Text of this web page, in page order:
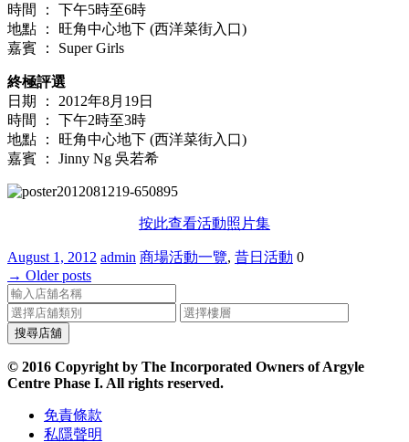
時間 ： 下午5時至6時
地點 ： 旺角中心地下 (西洋菜街入口)
嘉賓 ： Super Girls
終極評選
日期 ： 2012年8月19日
時間 ： 下午2時至3時
地點 ： 旺角中心地下 (西洋菜街入口)
嘉賓 ： Jinny Ng 吳若希
按此查看活動照片集
August 1, 2012 admin 商場活動一覽, 昔日活動 0
→ Older posts
© 2016 Copyright by The Incorporated Owners of Argyle
Centre Phase I. All rights reserved.
免責條款
私隱聲明